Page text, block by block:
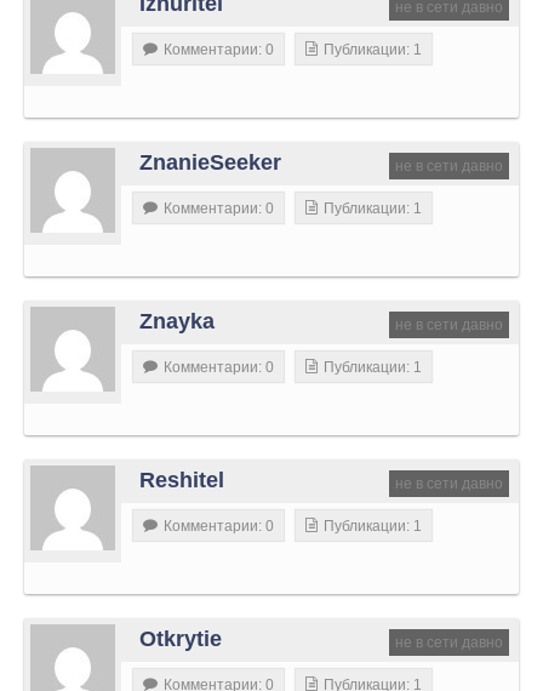
не в сети давно
Комментарии: 0 Публикации: 1
не в сети давно
ZnanieSeeker
Комментарии: 0 Публикации: 1
не в сети давно
Znayka
Комментарии: 0 Публикации: 1
не в сети давно
Reshitel
Комментарии: 0 Публикации: 1
не в сети давно
Otkrytie
Комментарии: 0 Публикации: 1